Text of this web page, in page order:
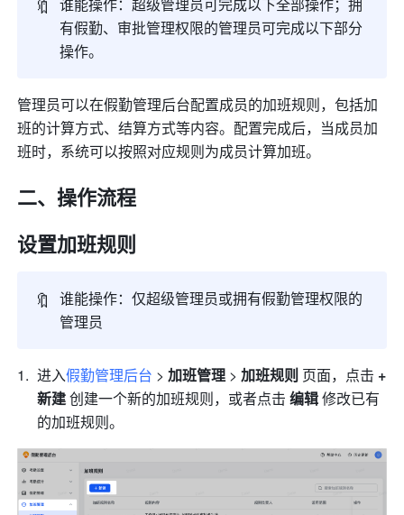
🔖
有假勤、审批管理权限的管理员可完成以下部分
操作。
管理员可以在假勤管理后台配置成员的加班规则，包括加
班的计算方式、结算方式等内容。配置完成后，当成员加
班时，系统可以按照对应规则为成员计算加班。
二、操作流程
设置加班规则
🔖
谁能操作：仅超级管理员或拥有假勤管理权限的
管理员
进入假勤管理后台 > 加班管理 > 加班规则 页面，点击 +
新建 创建一个新的加班规则，或者点击 编辑 修改已有
的加班规则。